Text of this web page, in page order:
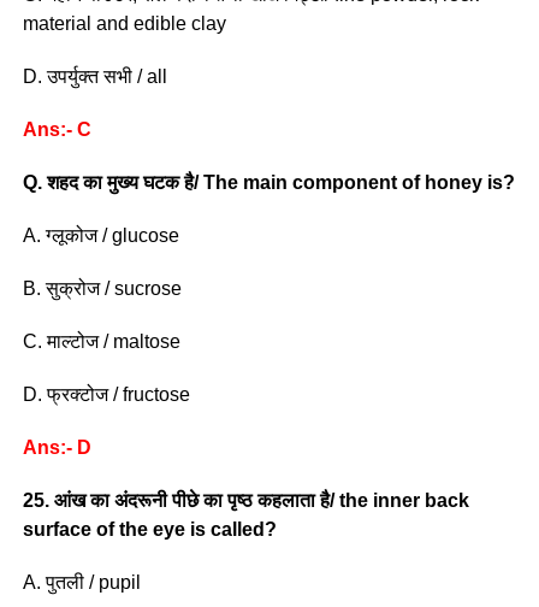
material and edible clay
D. उपर्युक्त सभी / all
Ans:- C
Q. शहद का मुख्य घटक है/ The main component of honey is?
A. ग्लूकोज / glucose
B. सुक्रोज / sucrose
C. माल्टोज / maltose
D. फ्रक्टोज / fructose
Ans:- D
25. आंख का अंदरूनी पीछे का पृष्ठ कहलाता है/ the inner back
surface of the eye is called?
A. पुतली / pupil